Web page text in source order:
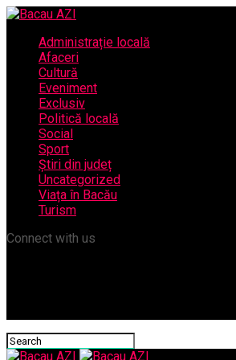
Administrație locală
Afaceri
Cultură
Eveniment
Exclusiv
Politică locală
Social
Sport
Știri din județ
Uncategorized
Viața în Bacău
Turism
Connect with us